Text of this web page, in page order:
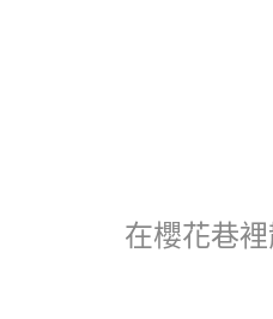
在櫻花巷